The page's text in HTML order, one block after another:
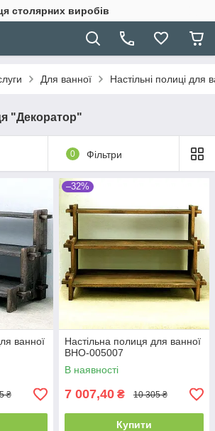
столярних виробів
Для ванної Настільні полиці для
"Декоратор"
0 Фільтри
ванної
₴
–32%
Настільна полиця для ванної
ВНО-005007
В наявності
7 007,40 ₴ 10 305 ₴
Купити